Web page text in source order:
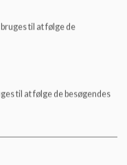
til at følge de
til at følge de besøgendes